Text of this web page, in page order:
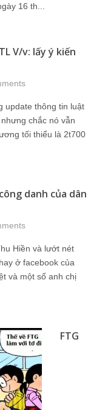
16 th...
V/v: lấy ý kiến
update thông tin luật
chắc nó vẫn
tối thiểu là 2t700
danh của dân
Hiền và lướt nét
ở facebook của
và một số anh chị
FTG